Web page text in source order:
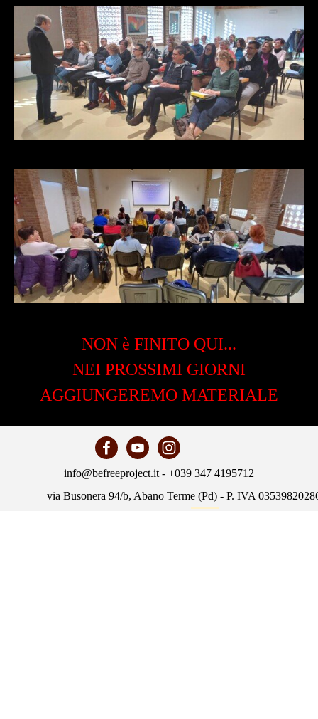
NON è FINITO QUI...
NEI PROSSIMI GIORNI
AGGIUNGEREMO MATERIALE
info@befreeproject.it - +039 347 4195712
via Busonera 94/b, Abano Terme (Pd) - P. IVA
Policy